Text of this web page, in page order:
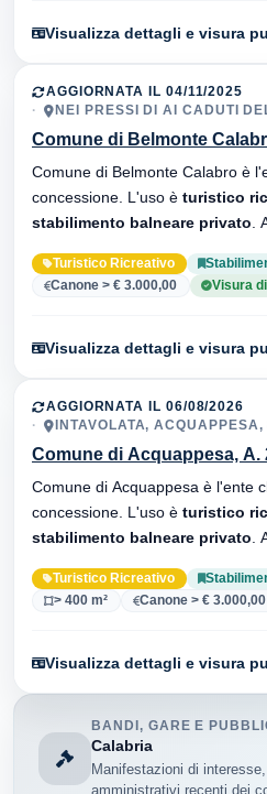
Visualizza dettagli e visura
AGGIORNATA IL 04/11/2025
NEI PRESSI DI AI CADUTI
Comune di Belmonte
Comune di Belmonte Calabro è
concessione. L'uso è turistico
stabilimento balneare privato
Turistico Ricreativo
Canone > € 3.000,00
Visura
Visualizza dettagli e visura
AGGIORNATA IL 06/08/2026
INTAVOLATA, ACQUAPPESA,
Comune di Acquappesa, A.
Comune di Acquappesa è l'ente
concessione. L'uso è turistico
stabilimento balneare privato
Turistico Ricreativo
> 400 m²
Canone > € 3.000,00
Visualizza dettagli e visura
BANDI, GARE E
Calabria
Manifestazioni di
amministrativi recenti dei